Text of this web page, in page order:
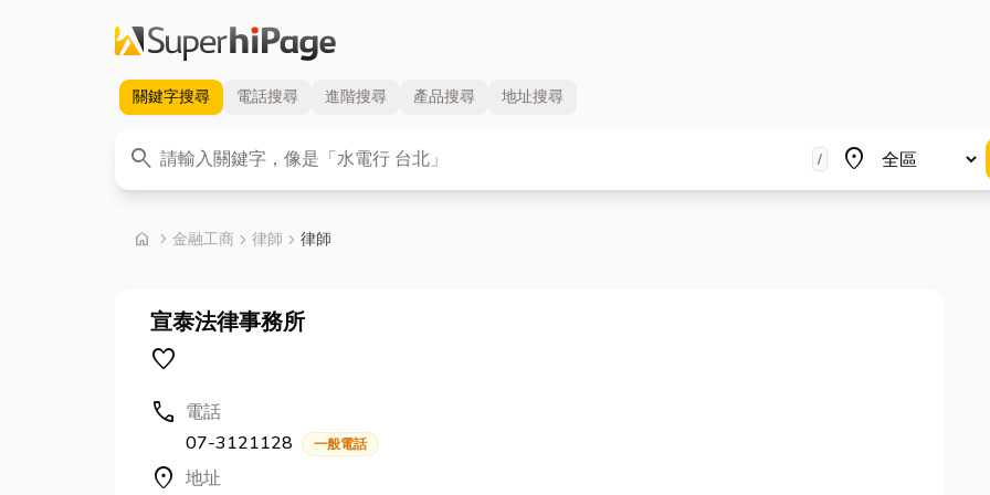
關鍵字搜尋 電話搜尋 進階搜尋 產品搜尋 地址搜尋
search
關鍵字 / place
地區
home chevron_right 首頁
金融工商 chevron_right 律師 chevron_right 律師
宣泰法律事務所
favorite
call 電話
07-3121128
一般電話
location_on 地址